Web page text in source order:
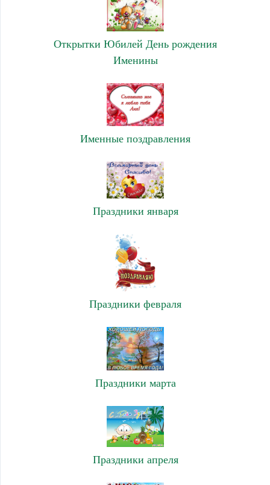
Открытки Юбилей День рождения
Именины
Именные поздравления
Праздники января
Праздники февраля
Праздники марта
Праздники апреля